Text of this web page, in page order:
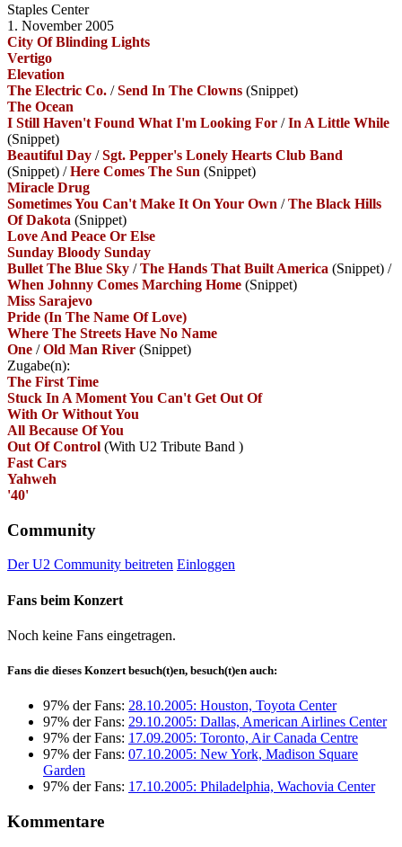
Staples Center
1. November 2005
City Of Blinding Lights
Vertigo
Elevation
The Electric Co. /Send In The Clowns (Snippet)
The Ocean
I Still Haven't Found What I'm Looking For /In A Little While
(Snippet)
Beautiful Day /Sgt. Pepper's Lonely Hearts Club Band
(Snippet) /Here Comes The Sun (Snippet)
Miracle Drug
Sometimes You Can't Make It On Your Own /The Black Hills
Of Dakota (Snippet)
Love And Peace Or Else
Sunday Bloody Sunday
Bullet The Blue Sky /The Hands That Built America (Snippet) /
When Johnny Comes Marching Home (Snippet)
Miss Sarajevo
Pride (In The Name Of Love)
Where The Streets Have No Name
One /Old Man River (Snippet)
Zugabe(n):
The First Time
Stuck In A Moment You Can't Get Out Of
With Or Without You
All Because Of You
Out Of Control (With U2 Tribute Band )
Fast Cars
Yahweh
'40'
Community
Der U2 Community beitreten Einloggen
Fans beim Konzert
Noch keine Fans eingetragen.
Fans die dieses Konzert besuch(t)en, besuch(t)en auch:
97% der Fans: 28.10.2005: Houston, Toyota Center
97% der Fans: 29.10.2005: Dallas, American Airlines Center
97% der Fans: 17.09.2005: Toronto, Air Canada Centre
97% der Fans: 07.10.2005: New York, Madison Square
Garden
97% der Fans: 17.10.2005: Philadelphia, Wachovia Center
Kommentare